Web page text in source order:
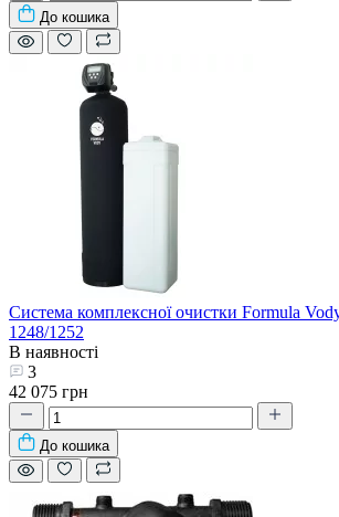
До кошика
Система комплексної очистки Formula
1248/1252
В наявності
3
42 075 грн
До кошика